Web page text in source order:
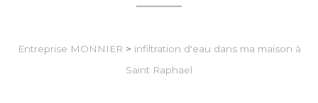
Entreprise MONNIER > infiltration d'eau dans ma maison à
Saint Raphael